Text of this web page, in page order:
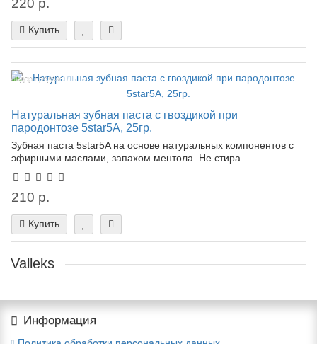
220 р.
Купить
Лидер продаж!
Натуральная зубная паста с гвоздикой при
пародонтозе 5star5A, 25гр.
Зубная паста 5star5A на основе натуральных компонентов с
эфирными маслами, запахом ментола. Не стира..
210 р.
Купить
Valleks
Информация